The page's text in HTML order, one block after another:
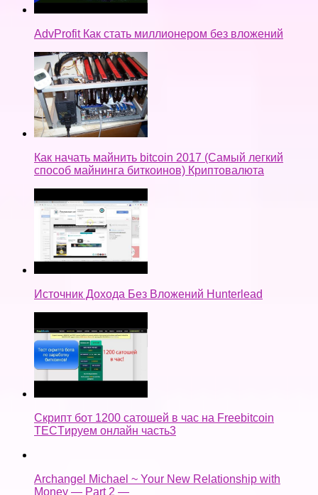
AdvProfit Как стать миллионером без вложений
Как начать майнить bitcoin 2017 (Самый легкий
способ майнинга биткоинов) Криптовалюта
Источник Дохода Без Вложений Hunterlead
Скрипт бот 1200 сатошей в час на Freebitcoin
TECTируем онлайн часть3
Archangel Michael ~ Your New Relationship with
Money — Part 2 —